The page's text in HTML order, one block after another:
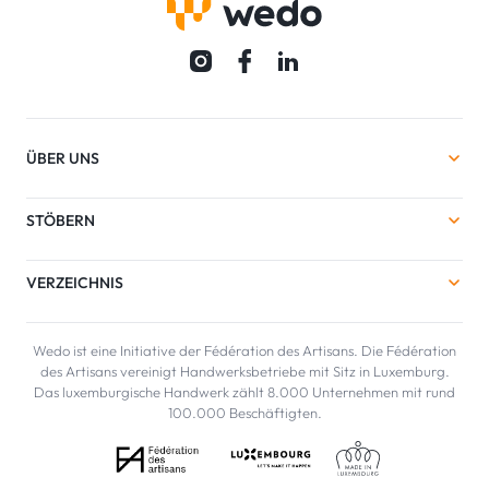
ÜBER UNS
STÖBERN
VERZEICHNIS
Wedo ist eine Initiative der Fédération des Artisans. Die Fédération
des Artisans vereinigt Handwerksbetriebe mit Sitz in Luxemburg.
Das luxemburgische Handwerk zählt 8.000 Unternehmen mit rund
100.000 Beschäftigten.